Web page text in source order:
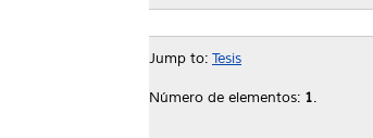
Jump to: Tesis
Número de elementos: 1.